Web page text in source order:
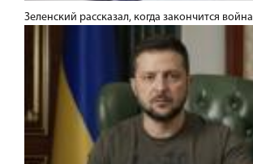
Зеленский рассказал, когда закончится война